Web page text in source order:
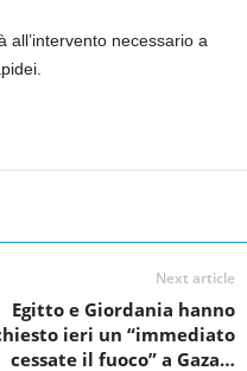
necessario a
Next article
Egitto e Giordania hanno
ieri un “immediato
cessate il fuoco” a Gaza…